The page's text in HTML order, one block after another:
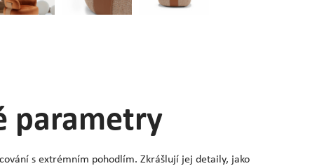
parametry
s extrémním pohodlím. Zkrášlují jej detaily, jako